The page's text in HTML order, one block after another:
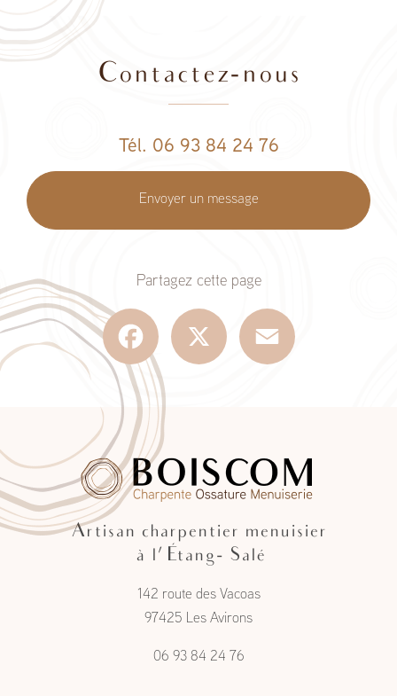
Contactez-nous
Tél. 06 93 84 24 76
Envoyer un message
Partagez cette page
Facebook
Artisan charpentier menuisier
à l'Étang- Salé
142 route des Vacoas
97425 Les Avirons
06 93 84 24 76